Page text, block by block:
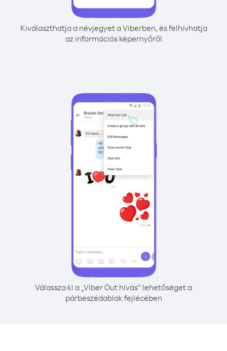
Kiválaszthatja a névjegyet a Viberben, és felhívhatja
az információs képernyőről
Válassza ki a „Viber Out hívás” lehetőséget a
párbeszédablak fejlécében